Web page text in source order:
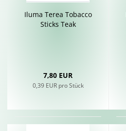
Iluma Terea To­bac­co
Sticks Teak
7,80 EUR
0,39 EUR pro Stück